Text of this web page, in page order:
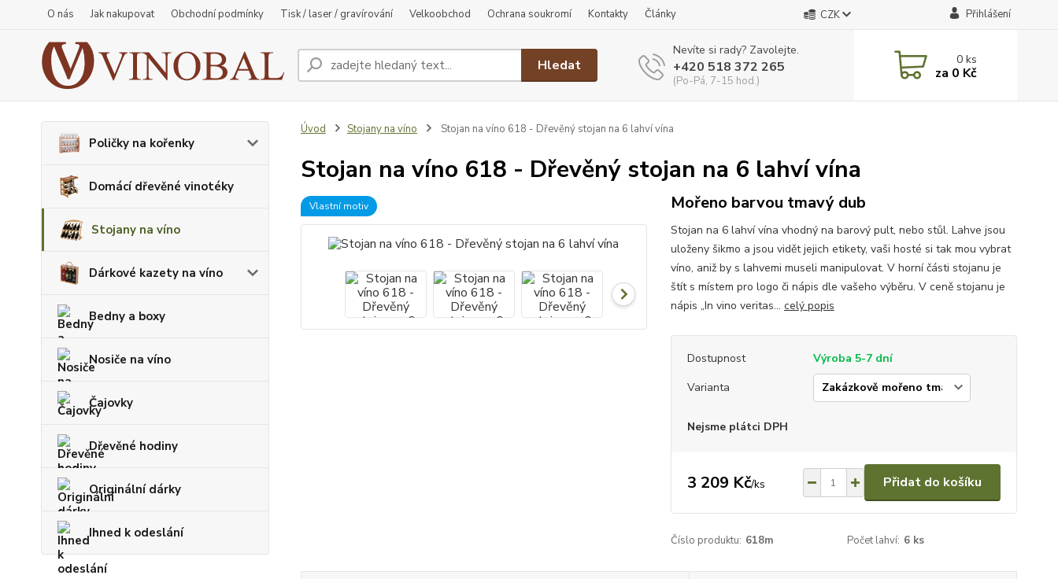
O nás Jak nakupovat Obchodní podmínky Tisk / laser / gravírování Velkoobchod Ochrana soukromí Kontakty Články CZK Přihlášení
Hledat
Nevíte si rady? Zavolejte.
+420 518 372 265
(Po-Pá, 7-15 hod.)
0ks
za 0 Kč
Poličky na kořenky
Domácí dřevěné vinotéky
Stojany na víno
Dárkové kazety na víno
Bedny a boxy
Nosiče na víno
Čajovky
Dřevěné hodiny
Originální dárky
Ihned k odeslání
Úvod Stojany na víno Stojan na víno 618 - Dřevěný stojan na 6 lahví vína
Stojan na víno 618 - Dřevěný stojan na 6 lahví vína
Vlastní motiv Mořeno barvou tmavý dub
Stojan na 6 lahví vína vhodný na barový pult, nebo stůl. Lahve jsou
uloženy šikmo a jsou vidět jejich etikety, vaši hosté si tak mou vybrat
víno, aniž by s lahvemi museli manipulovat. V horní části stojanu je
štít s místem pro logo či nápis dle vašeho výběru. V ceně stojanu je
nápis „In vino veritas... celý popis
Dostupnost
Výroba 5-7 dní
Varianta
Nejsme plátci DPH
3 209 Kč/ks Přidat do košíku
Číslo produktu: 618m Počet lahví: 6 ks